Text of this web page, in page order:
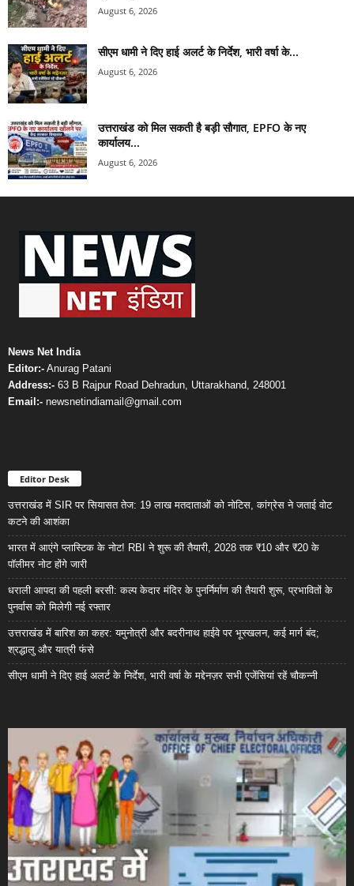
August 6, 2026
सीएम धामी ने दिए हाई अलर्ट के निर्देश, भारी वर्षा के...
August 6, 2026
उत्तराखंड को मिल सकती है बड़ी सौगात, EPFO के नए
कार्यालय...
August 6, 2026
News Net India
Editor:- Anurag Patani
Address:- 63 B Rajpur Road Dehradun, Uttarakhand, 248001
Email:- newsnetindiamail@gmail.com
Editor Desk
उत्तराखंड में SIR पर सियासत तेज: 19 लाख मतदाताओं को नोटिस, कांग्रेस ने जताई वोट
कटने की आशंका
भारत में आएंगे प्लास्टिक के नोट! RBI ने शुरू की तैयारी, 2028 तक ₹10 और ₹20 के
पॉलीमर नोट होंगे जारी
धराली आपदा की पहली बरसी: कल्प केदार मंदिर के पुनर्निर्माण की तैयारी शुरू, प्रभावितों के
पुनर्वास को मिलेगी नई रफ्तार
उत्तराखंड में बारिश का कहर: यमुनोत्री और बदरीनाथ हाईवे पर भूस्खलन, कई मार्ग बंद;
श्रद्धालु और यात्री फंसे
सीएम धामी ने दिए हाई अलर्ट के निर्देश, भारी वर्षा के मद्देनज़र सभी एजेंसियां रहें चौकन्नी